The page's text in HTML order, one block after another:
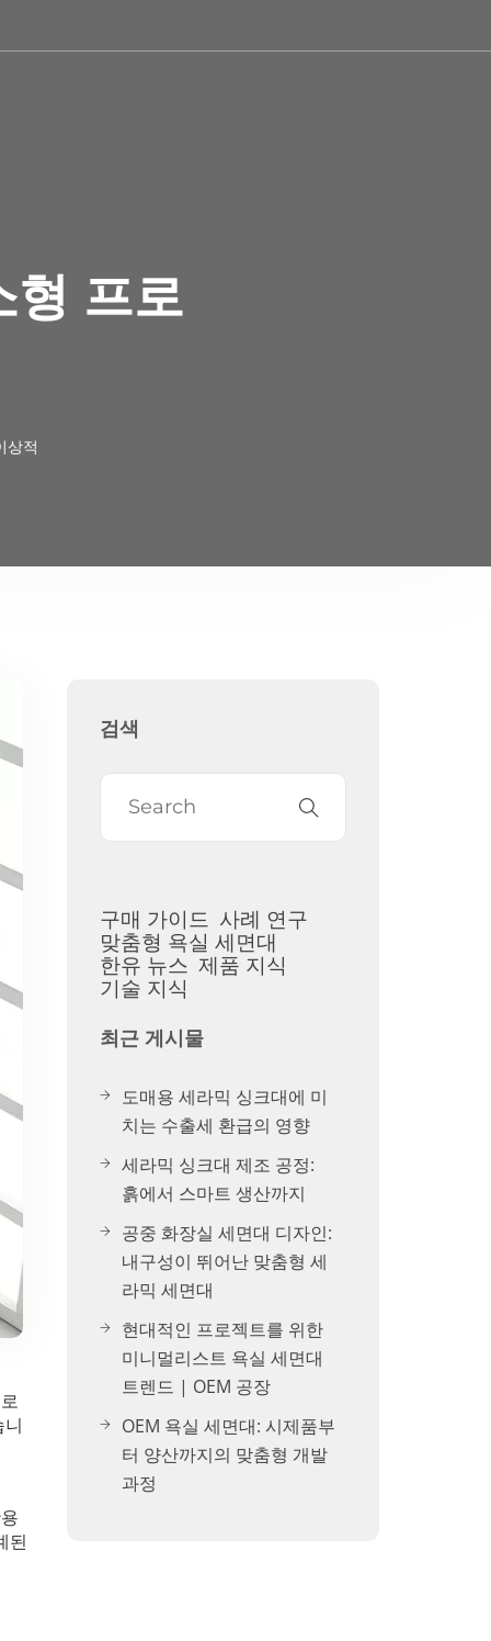
형 프로
상적
된
검색
구매 가이드 사례 연구
맞춤형 욕실 세면대
한유 뉴스 제품 지식
기술 지식
최근 게시물
도매용 세라믹 싱크대에 미
치는 수출세 환급의 영향
세라믹 싱크대 제조 공정:
흙에서 스마트 생산까지
공중 화장실 세면대 디자인:
내구성이 뛰어난 맞춤형 세
라믹 세면대
현대적인 프로젝트를 위한
미니멀리스트 욕실 세면대
트렌드 | OEM 공장
OEM 욕실 세면대: 시제품부
터 양산까지의 맞춤형 개발
과정